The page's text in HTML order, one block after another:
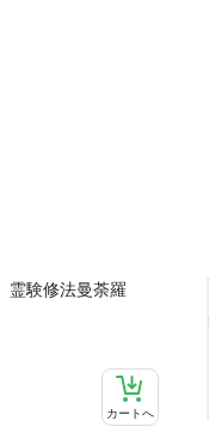
験修法曼荼羅
カートへ